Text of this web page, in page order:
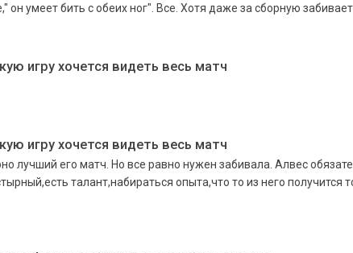
умеет бить с обеих ног". Все. Хотя даже за сборную забивает
игру хочется видеть весь матч
игру хочется видеть весь матч
лучший его матч. Но все равно нужен забивала. Алвес
талант,набираться опыта,что то из него получится